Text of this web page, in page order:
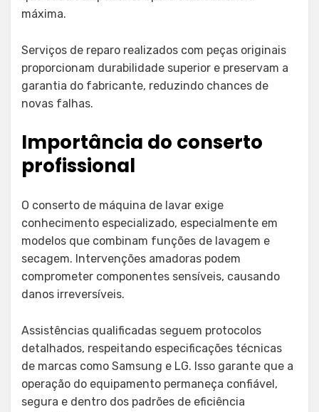
máxima.
Serviços de reparo realizados com peças originais
proporcionam durabilidade superior e preservam a
garantia do fabricante, reduzindo chances de
novas falhas.
Importância do conserto
profissional
O conserto de máquina de lavar exige
conhecimento especializado, especialmente em
modelos que combinam funções de lavagem e
secagem. Intervenções amadoras podem
comprometer componentes sensíveis, causando
danos irreversíveis.
Assistências qualificadas seguem protocolos
detalhados, respeitando especificações técnicas
de marcas como Samsung e LG. Isso garante que a
operação do equipamento permaneça confiável,
segura e dentro dos padrões de eficiência